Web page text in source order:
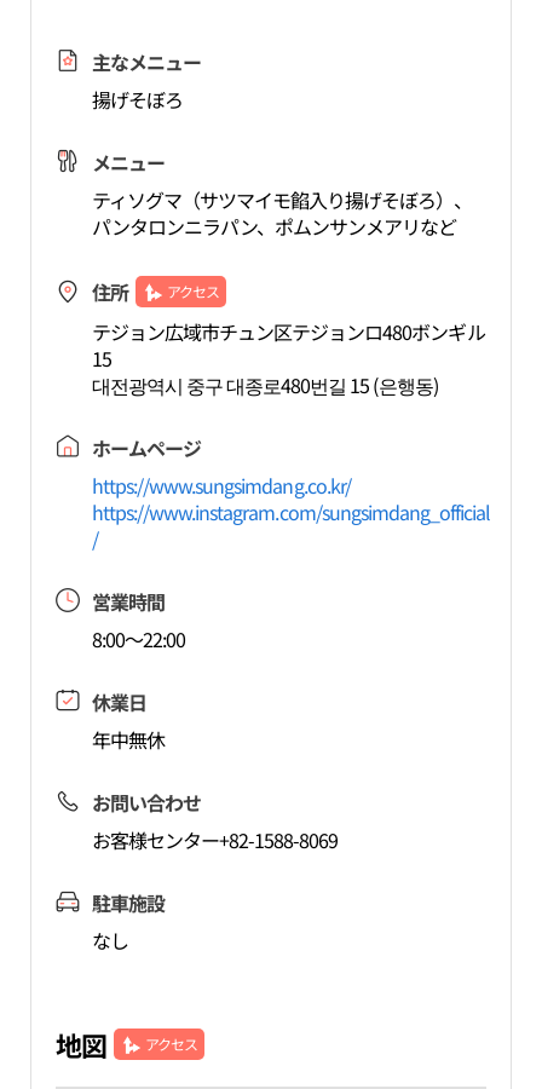
主なメニュー
揚げそぼろ
メニュー
ティソグマ（サツマイモ餡入り揚げそぼろ）、
パンタロンニラパン、ポムンサンメアリなど
住所 アクセス
テジョン広域市チュン区テジョンロ480ボンギル
15
대전광역시 중구 대종로480번길 15 (은행동)
ホームページ
https://www.sungsimdang.co.kr/
https://www.instagram.com/sungsimdang_official
/
営業時間
8:00～22:00
休業日
年中無休
お問い合わせ
お客様センター+82-1588-8069
駐車施設
なし
地図 アクセス